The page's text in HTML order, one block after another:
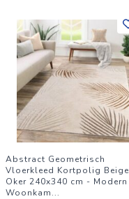
Abstract Geometrisch
Vloerkleed Kortpolig Beige
Oker 240x340 cm - Modern
Woonkam...